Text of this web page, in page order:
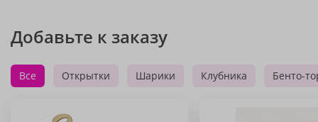
Добавьте к заказу
Все Открытки Шарики Клубника Бенто-